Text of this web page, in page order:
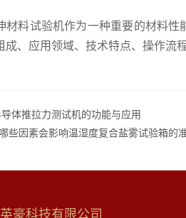
材料试验机作为一种重要的材料
成、应用领域、技术特点、操作流
体推拉力测试机的功能与应用
些因素会影响温湿度复合盐雾试验箱的
豪科技有限公司